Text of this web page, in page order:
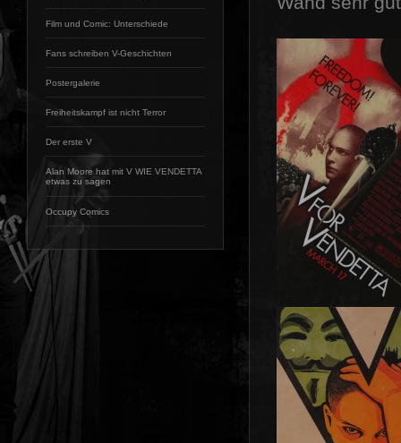
Film und Comic: Unterschiede
Fans schreiben V-Geschichten
Postergalerie
Freiheitskampf ist nicht Terror
Der erste V
Alan Moore hat mit V WIE VENDETTA
etwas zu sagen
Occupy Comics